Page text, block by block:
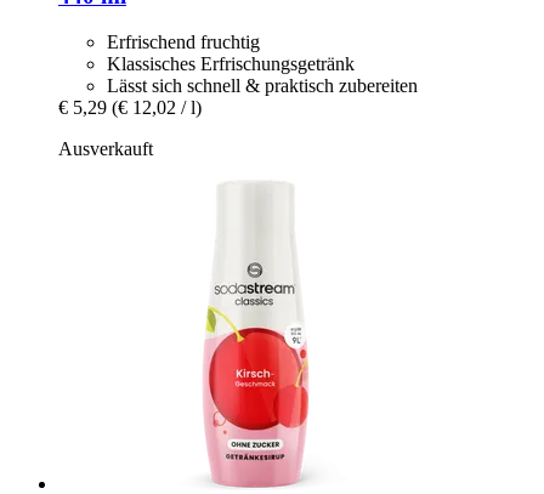
Erfrischend fruchtig
Klassisches Erfrischungsgetränk
Lässt sich schnell & praktisch zubereiten
€ 5,29 (€ 12,02 / l)
Ausverkauft